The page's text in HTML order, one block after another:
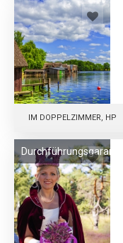
IM DOPPELZIMMER, HP
Durchführungsgarantie!